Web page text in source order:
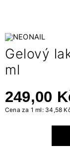
Gelový
ml
249,00
Cena za 1 ml: 34,58